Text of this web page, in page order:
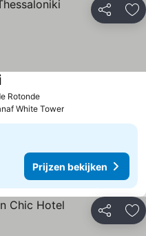
Delen
Rotonde
White Tower
Prijzen bekijken
Delen